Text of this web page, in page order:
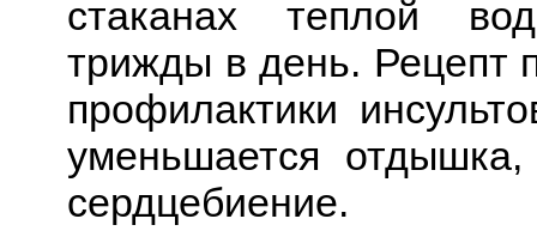
стаканах теплой
трижды в день. Рецепт
профилактики
уменьшается отдышка,
сердцебиение.